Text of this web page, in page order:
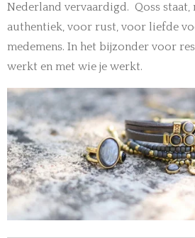
Nederland vervaardigd. Qoss staat,
authentiek, voor rust, voor liefde
medemens. In het bijzonder voor
werkt en met wie je werkt.